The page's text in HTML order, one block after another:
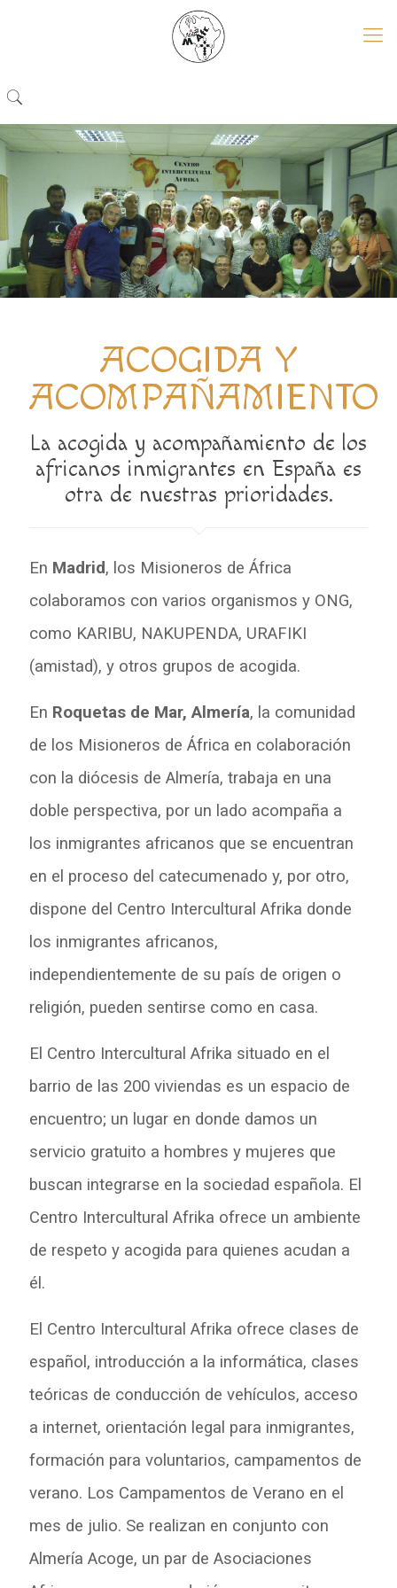
ACOGIDA Y
ACOMPAÑAMIENTO
La acogida y acompañamiento de los
africanos inmigrantes en España es
otra de nuestras prioridades.
En Madrid, los Misioneros de África
colaboramos con varios organismos y ONG,
como KARIBU, NAKUPENDA, URAFIKI
(amistad), y otros grupos de acogida.
En Roquetas de Mar, Almería, la comunidad
de los Misioneros de África en colaboración
con la diócesis de Almería, trabaja en una
doble perspectiva, por un lado acompaña a
los inmigrantes africanos que se encuentran
en el proceso del catecumenado y, por otro,
dispone del Centro Intercultural Afrika donde
los inmigrantes africanos,
independientemente de su país de origen o
religión, pueden sentirse como en casa.
El Centro Intercultural Afrika situado en el
barrio de las 200 viviendas es un espacio de
encuentro; un lugar en donde damos un
servicio gratuito a hombres y mujeres que
buscan integrarse en la sociedad española. El
Centro Intercultural Afrika ofrece un ambiente
de respeto y acogida para quienes acudan a
él.
El Centro Intercultural Afrika ofrece clases de
español, introducción a la informática, clases
teóricas de conducción de vehículos, acceso
a internet, orientación legal para inmigrantes,
formación para voluntarios, campamentos de
verano. Los Campamentos de Verano en el
mes de julio. Se realizan en conjunto con
Almería Acoge, un par de Asociaciones